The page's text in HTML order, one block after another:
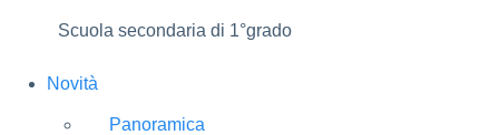
Scuola secondaria di 1°grado
Novità
Panoramica